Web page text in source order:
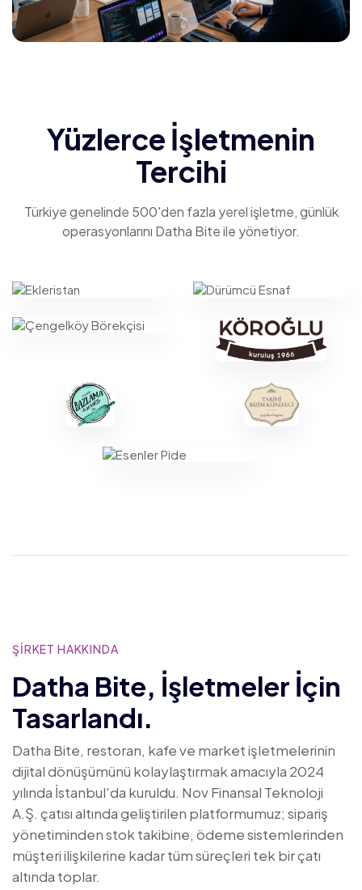
Yüzlerce İşletmenin
Tercihi
Türkiye genelinde 500'den fazla yerel işletme, günlük
operasyonlarını Datha Bite ile yönetiyor.
ŞİRKET HAKKINDA
Datha Bite, İşletmeler İçin
Tasarlandı.
Datha Bite, restoran, kafe ve market işletmelerinin
dijital dönüşümünü kolaylaştırmak amacıyla 2024
yılında İstanbul'da kuruldu. Nov Finansal Teknoloji
A.Ş. çatısı altında geliştirilen platformumuz; sipariş
yönetiminden stok takibine, ödeme sistemlerinden
müşteri ilişkilerine kadar tüm süreçleri tek bir çatı
altında toplar.